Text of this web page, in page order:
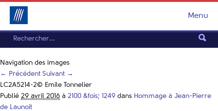
Menu
Navigation des images
← Précédent Suivant →
LC2A5214-2© Emile Tonnelier
Publié 29 avril 2016 à 2100 &fois; 1249 dans Hommage à Jean-Pierre
de Launoit